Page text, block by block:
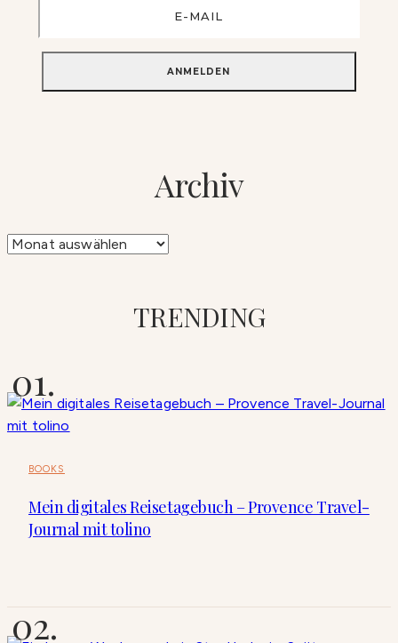
Archiv
Archiv
TRENDING
BOOKS
Mein digitales Reisetagebuch – Provence Travel-
Journal mit tolino